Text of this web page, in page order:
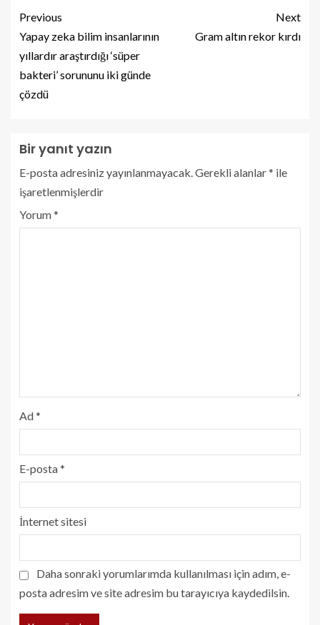
Previous
Yapay zeka bilim insanlarının
yıllardır araştırdığı ‘süper
bakteri’ sorununu iki günde
çözdü
Next
Gram altın rekor kırdı
Bir yanıt yazın
E-posta adresiniz yayınlanmayacak.Gerekli alanlar* ile
işaretlenmişlerdir
Yorum*
Ad*
E-posta*
İnternet sitesi
Daha sonraki yorumlarımda kullanılması için adım, e-
posta adresim ve site adresim bu tarayıcıya kaydedilsin.